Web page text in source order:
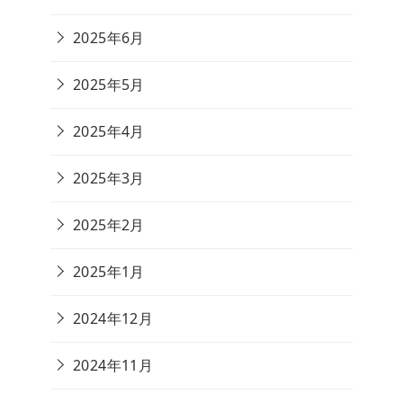
2025年6月
2025年5月
2025年4月
2025年3月
2025年2月
2025年1月
2024年12月
2024年11月